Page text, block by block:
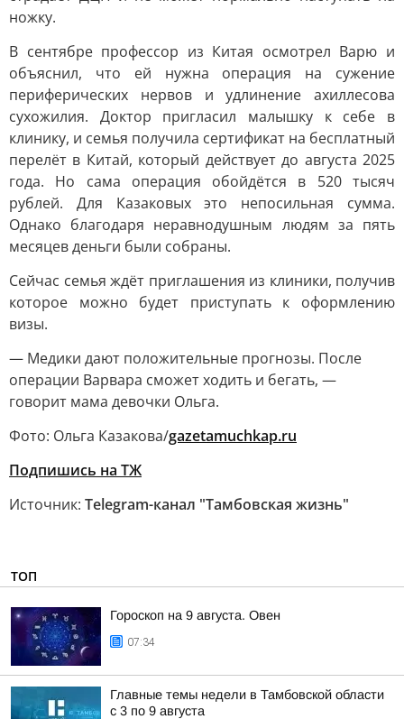
ножку.
В сентябре профессор из Китая осмотрел Варю и
объяснил, что ей нужна операция на сужение
периферических нервов и удлинение ахиллесова
сухожилия. Доктор пригласил малышку к себе в
клинику, и семья получила сертификат на бесплатный
перелёт в Китай, который действует до августа 2025
года. Но сама операция обойдётся в 520 тысяч
рублей. Для Казаковых это непосильная сумма.
Однако благодаря неравнодушным людям за пять
месяцев деньги были собраны.
Сейчас семья ждёт приглашения из клиники, получив
которое можно будет приступать к оформлению
визы.
— Медики дают положительные прогнозы. После
операции Варвара сможет ходить и бегать, —
говорит мама девочки Ольга.
Фото: Ольга Казакова/gazetamuchkap.ru
Подпишись на ТЖ
Источник: Telegram-канал "Тамбовская жизнь"
ТОП
Гороскоп на 9 августа. Овен
07:34
Главные темы недели в Тамбовской области
с 3 по 9 августа